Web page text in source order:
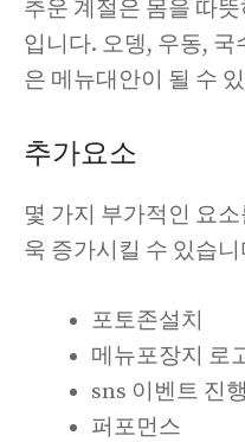
추운 계절은 몸을 따
입니다. 오뎅, 우동, 국
은 메뉴대안이 될 수
추가요소
몇 가지 부가적인 요
욱 증가시킬 수 있습니
포토존설치
메뉴포장지 로
sns 이벤트 진행
퍼포먼스